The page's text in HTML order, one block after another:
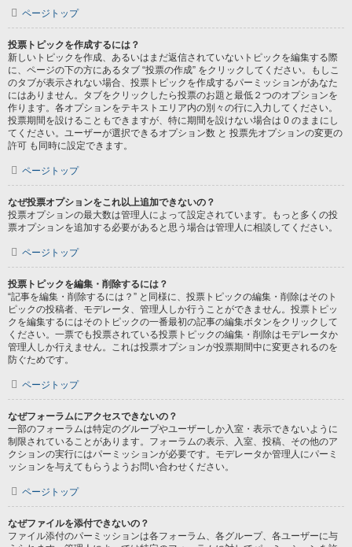
ページトップ
投票トピックを作成するには？
新しいトピックを作成、あるいはまだ返信されていないトピックを編集する際
に、ページの下の方にあるタブ “投票の作成” をクリックしてください。もしこ
のタブが表示されない場合、投票トピックを作成するパーミッションがあなた
にはありません。タブをクリックしたら投票のお題と最低２つのオプションを
作ります。各オプションをテキストエリア内の別々の行に入力してください。
投票期間を設けることもできますが、特に期間を設けない場合は 0 のままにし
てください。ユーザーが選択できるオプション数 と 投票先オプションの変更の
許可 も同時に設定できます。
ページトップ
なぜ投票オプションをこれ以上追加できないの？
投票オプションの最大数は管理人によって設定されています。もっと多くの投
票オプションを追加する必要があると思う場合は管理人に相談してください。
ページトップ
投票トピックを編集・削除するには？
“記事を編集・削除するには？” と同様に、投票トピックの編集・削除はそのト
ピックの投稿者、モデレータ、管理人しか行うことができません。投票トピッ
クを編集するにはそのトピックの一番最初の記事の編集ボタンをクリックして
ください。一票でも投票されている投票トピックの編集・削除はモデレータか
管理人しか行えません。これは投票オプションが投票期間中に変更されるのを
防ぐためです。
ページトップ
なぜフォーラムにアクセスできないの？
一部のフォーラムは特定のグループやユーザーしか入室・表示できないように
制限されていることがあります。フォーラムの表示、入室、投稿、その他のア
クションの実行にはパーミッションが必要です。モデレータか管理人にパーミ
ッションを与えてもらうようお問い合わせください。
ページトップ
なぜファイルを添付できないの？
ファイル添付のパーミッションは各フォーラム、各グループ、各ユーザーに与